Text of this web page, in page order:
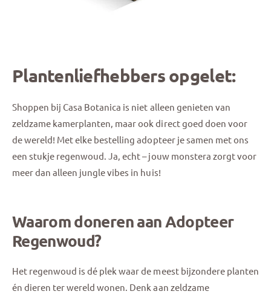
Plantenliefhebbers opgelet:
Shoppen bij Casa Botanica is niet alleen genieten van
zeldzame kamerplanten, maar ook direct goed doen voor
de wereld! Met elke bestelling adopteer je samen met ons
een stukje regenwoud. Ja, echt – jouw monstera zorgt voor
meer dan alleen jungle vibes in huis!
Waarom doneren aan Adopteer
Regenwoud?
Het regenwoud is dé plek waar de meest bijzondere planten
én dieren ter wereld wonen. Denk aan zeldzame